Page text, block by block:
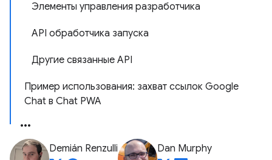
Элементы управления разработчика
API обработчика запуска
Другие связанные API
Пример использования: захват ссылок Google
Chat в Chat PWA
Demián Renzulli Dan Murphy